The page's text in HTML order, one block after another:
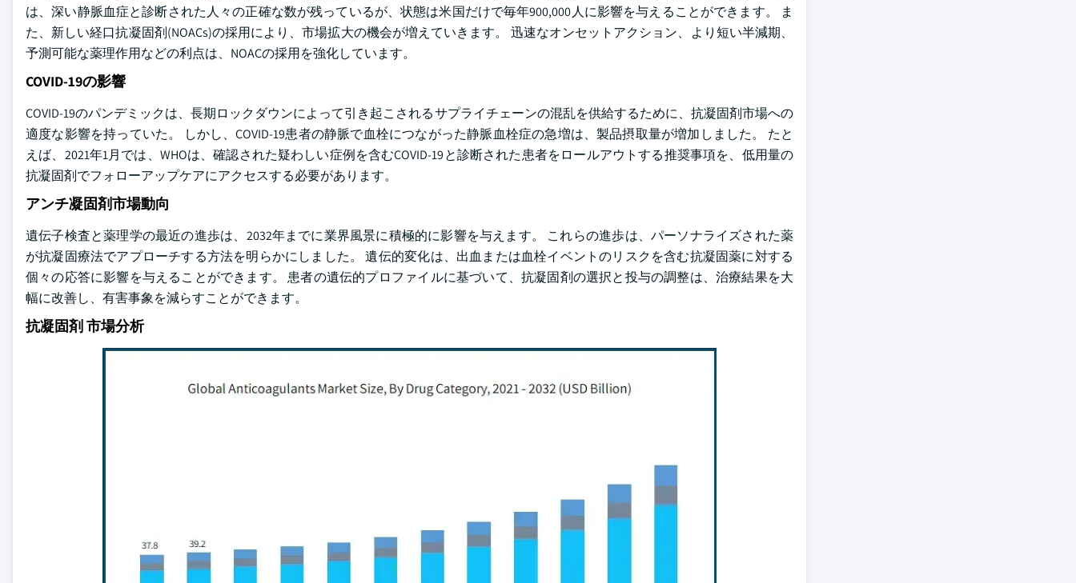
は、深い静脈血症と診断された人々の正確な数が残っているが、状態は米国だけで毎年900,000人に影響を与えることができます。 ま
た、新しい経口抗凝固剤(NOACs)の採用により、市場拡大の機会が増えていきます。 迅速なオンセットアクション、より短い半減期、
予測可能な薬理作用などの利点は、NOACの採用を強化しています。
COVID-19の影響
COVID-19のパンデミックは、長期ロックダウンによって引き起こされるサプライチェーンの混乱を供給するために、抗凝固剤市場への
適度な影響を持っていた。 しかし、COVID-19患者の静脈で血栓につながった静脈血栓症の急増は、製品摂取量が増加しました。 たと
えば、2021年1月では、WHOは、確認された疑わしい症例を含むCOVID-19と診断された患者をロールアウトする推奨事項を、低用量の
抗凝固剤でフォローアップケアにアクセスする必要があります。
アンチ凝固剤市場動向
遺伝子検査と薬理学の最近の進歩は、2032年までに業界風景に積極的に影響を与えます。 これらの進歩は、パーソナライズされた薬
が抗凝固療法でアプローチする方法を明らかにしました。 遺伝的変化は、出血または血栓イベントのリスクを含む抗凝固薬に対する
個々の応答に影響を与えることができます。 患者の遺伝的プロファイルに基づいて、抗凝固剤の選択と投与の調整は、治療結果を大
幅に改善し、有害事象を減らすことができます。
抗凝固剤 市場分析